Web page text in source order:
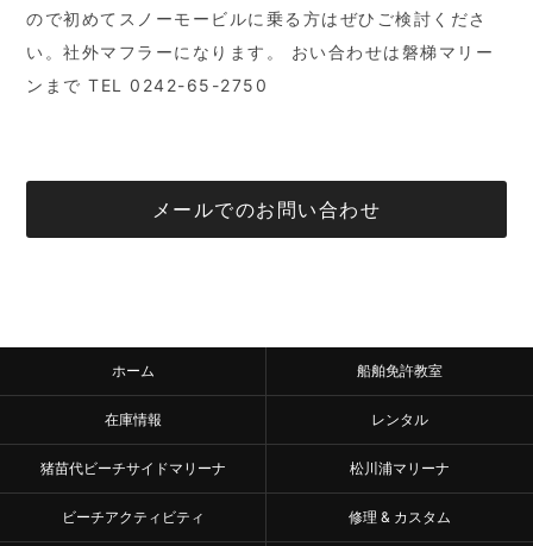
ので初めてスノーモービルに乗る方はぜひご検討くださ
い。社外マフラーになります。 おい合わせは磐梯マリー
ンまで TEL 0242-65-2750
メールでのお問い合わせ
ホーム 船舶免許教室
在庫情報 レンタル
猪苗代ビーチサイドマリーナ 松川浦マリーナ
ビーチアクティビティ 修理 & カスタム